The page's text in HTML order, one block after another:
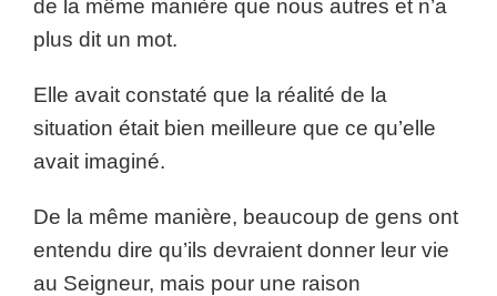
de la même manière que nous autres et n’a
plus dit un mot.
Elle avait constaté que la réalité de la
situation était bien meilleure que ce qu’elle
avait imaginé.
De la même manière, beaucoup de gens ont
entendu dire qu’ils devraient donner leur vie
au Seigneur, mais pour une raison